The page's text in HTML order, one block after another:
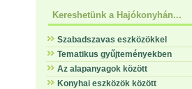
Kereshetünk a Hajókonyhán...
Szabadszavas eszközökkel
Tematikus gyűjteményekben
Az alapanyagok között
Konyhai eszközök között